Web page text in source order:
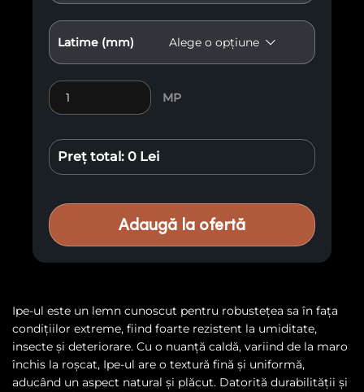
Latime (mm)
Cantitate Lemn exotic Ipe EP11
MP
Preț total: 0 Lei
Adaugă la ofertă
Ipe-ul este un lemn cunoscut pentru robustețea sa în fața
condițiilor extreme, fiind foarte rezistent la umiditate,
insecte și deteriorare. Cu o nuanță caldă, variind de la maro
închis la roșcat, Ipe-ul are o textură fină și uniformă,
aducând un aspect natural și plăcut. Datorită durabilității și